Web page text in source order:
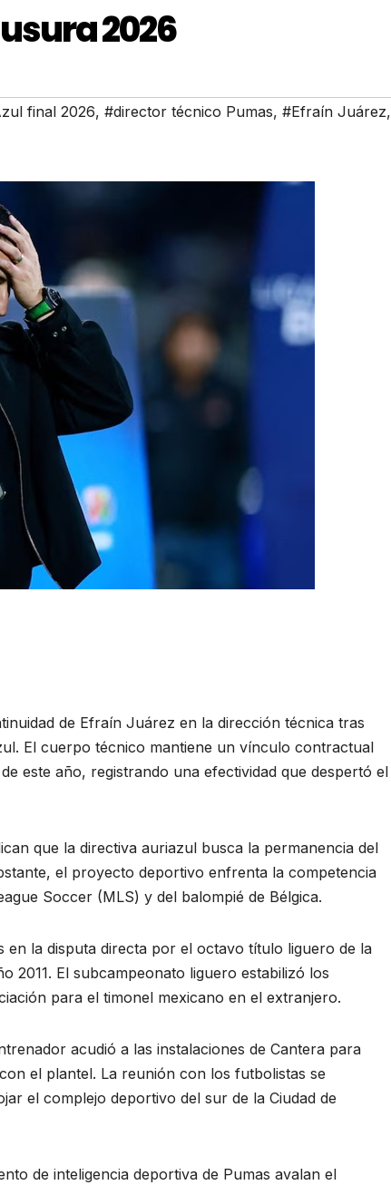
2026
final 2026, #director técnico Pumas, #Efraín Juárez,
de Efraín Juárez en la dirección técnica tras
El cuerpo técnico mantiene un vínculo contractual
este año, registrando una efectividad que despertó el
que la directiva auriazul busca la permanencia del
el proyecto deportivo enfrenta la competencia
Soccer (MLS) y del balompié de Bélgica.
en la disputa directa por el octavo título liguero de la
2011. El subcampeonato liguero estabilizó los
para el timonel mexicano en el extranjero.
acudió a las instalaciones de Cantera para
el plantel. La reunión con los futbolistas se
el complejo deportivo del sur de la Ciudad de
de inteligencia deportiva de Pumas avalan el